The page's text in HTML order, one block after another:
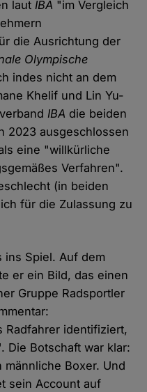
lautIBA "im Vergleich
die Ausrichtung der
Olympische
indes nicht an dem
Khelif und Lin Yu-
IBA die beiden
2023 ausgeschlossen
eine "willkürliche
Verfahren".
(in beiden
für die Zulassung zu
ins Spiel. Auf dem
er ein Bild, das einen
Gruppe Radsportler
Radfahrer identifiziert,
Die Botschaft war klar:
Boxer. Und
sein Account auf